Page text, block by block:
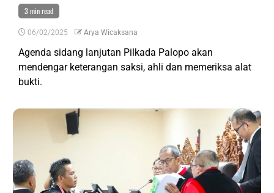
3 min read
06/02/2025 Arya Wicaksana
Agenda sidang lanjutan Pilkada Palopo akan
mendengar keterangan saksi, ahli dan memeriksa alat
bukti.